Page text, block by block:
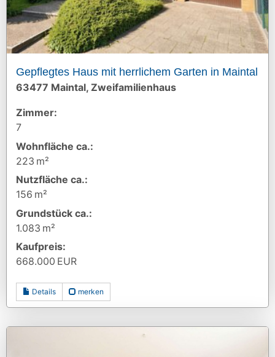
Gepflegtes Haus mit herrlichem Garten in Maintal
63477 Maintal, Zweifamilienhaus
Zimmer:
7
Wohnfläche ca.:
223 m²
Nutzfläche ca.:
156 m²
Grund­stück ca.:
1.083 m²
Kaufpreis:
668.000 EUR
Details merken